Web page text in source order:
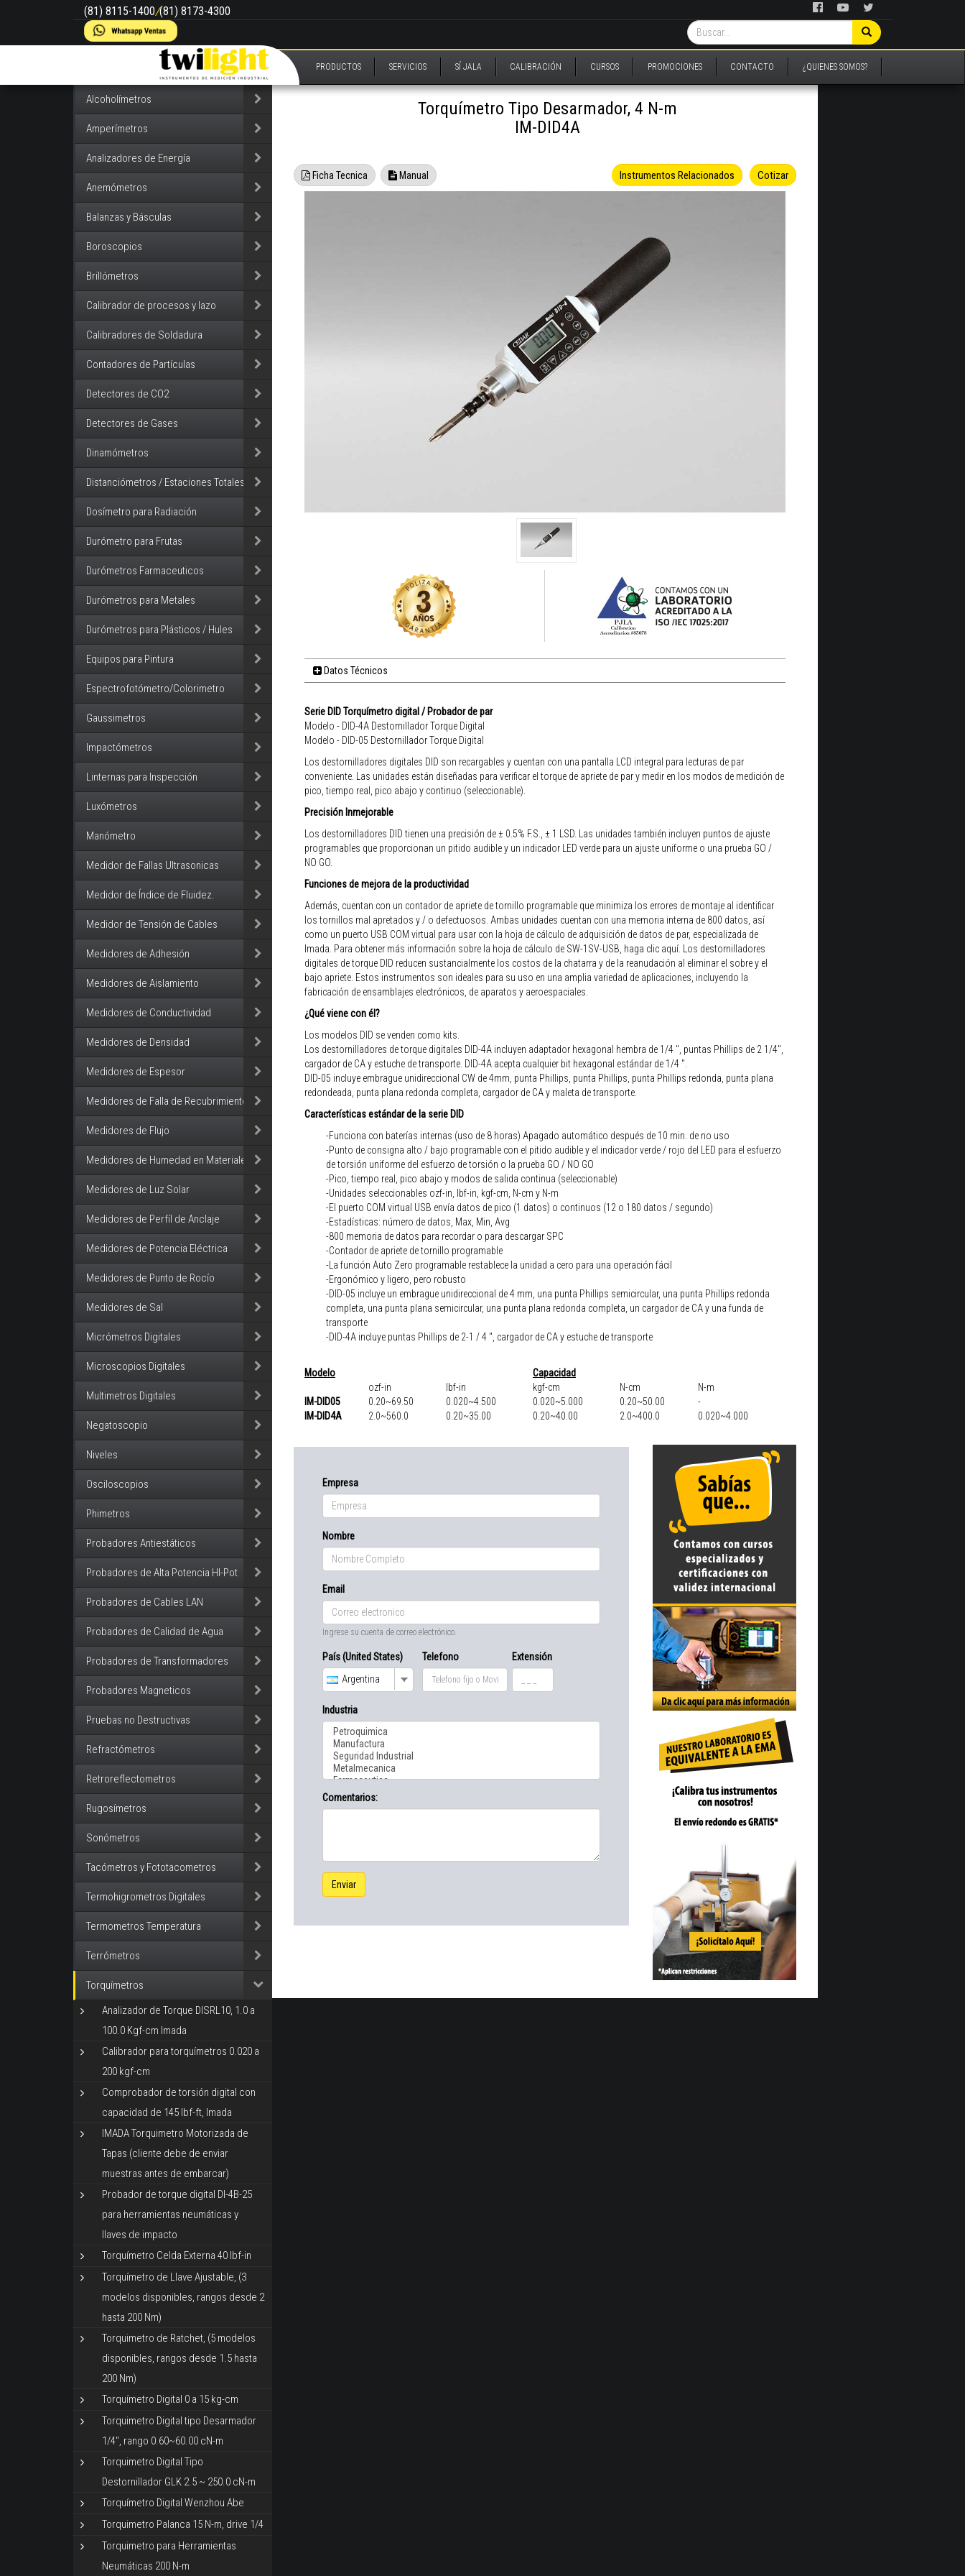
(81) 8115-1400/(81) 8173-4300
PRODUCTOS SERVICIOS SÍ JALA CALIBRACIÓN CURSOS PROMOCIONES CONTACTO ¿QUIENES SOMOS?
Alcoholímetros
Amperímetros
Analizadores de Energía
Anemómetros
Balanzas y Básculas
Boroscopios
Brillómetros
Calibrador de procesos y lazo
Calibradores de Soldadura
Contadores de Partículas
Detectores de CO2
Detectores de Gases
Dinamómetros
Distanciómetros / Estaciones Totales
Dosímetro para Radiación
Durómetro para Frutas
Durómetros Farmaceuticos
Durómetros para Metales
Durómetros para Plásticos / Hules
Equipos para Pintura
Espectrofotómetro/Colorimetro
Gaussimetros
Impactómetros
Linternas para Inspección
Luxómetros
Manómetro
Medidor de Fallas Ultrasonicas
Medidor de Índice de Fluidez.
Medidor de Tensión de Cables
Medidores de Adhesión
Medidores de Aislamiento
Medidores de Conductividad
Medidores de Densidad
Medidores de Espesor
Medidores de Falla de Recubrimiento
Medidores de Flujo
Medidores de Humedad en Materiales
Medidores de Luz Solar
Medidores de Perfíl de Anclaje
Medidores de Potencia Eléctrica
Medidores de Punto de Rocío
Medidores de Sal
Micrómetros Digitales
Microscopios Digitales
Multimetros Digitales
Negatoscopio
Niveles
Osciloscopios
Phimetros
Probadores Antiestáticos
Probadores de Alta Potencia HI-Pot
Probadores de Cables LAN
Probadores de Calidad de Agua
Probadores de Transformadores
Probadores Magneticos
Pruebas no Destructivas
Refractómetros
Retroreflectometros
Rugosímetros
Sonómetros
Tacómetros y Fototacometros
Termohigrometros Digitales
Termometros Temperatura
Terrómetros
Torquímetros
Analizador de Torque DISRL10, 1.0 a
100.0 Kgf-cm Imada
Calibrador para torquímetros 0.020 a
200 kgf-cm
Comprobador de torsión digital con
capacidad de 145 lbf-ft, Imada
IMADA Torquimetro Motorizada de
Tapas (cliente debe de enviar
muestras antes de embarcar)
Probador de torque digital DI-4B-25
para herramientas neumáticas y
llaves de impacto
Torquímetro Celda Externa 40 lbf-in
Torquímetro de Llave Ajustable, (3
modelos disponibles, rangos desde 2
hasta 200 Nm)
Torquimetro de Ratchet, (5 modelos
disponibles, rangos desde 1.5 hasta
200 Nm)
Torquímetro Digital 0 a 15 kg-cm
Torquimetro Digital tipo Desarmador
1/4", rango 0.60~60.00 cN-m
Torquimetro Digital Tipo
Destornillador GLK 2.5 ~ 250.0 cN-m
Torquímetro Digital Wenzhou Abe
Torquimetro Palanca 15 N-m, drive 1/4
Torquimetro para Herramientas
Neumáticas 200 N-m
Torquímetro Tipo Desarmador, 4 N-m
IM-DID4A
Cotizar
Instrumentos Relacionados
Ficha Tecnica Manual
Datos Técnicos
Serie DID Torquímetro digital / Probador de par
Modelo - DID-4A Destornillador Torque Digital
Modelo - DID-05 Destornillador Torque Digital
Los destornilladores digitales DID son recargables y cuentan con una pantalla LCD integral para lecturas de par
conveniente. Las unidades están diseñadas para verificar el torque de apriete de par y medir en los modos de medición de
pico, tiempo real, pico abajo y continuo (seleccionable).
Precisión Inmejorable
Los destornilladores DID tienen una precisión de ± 0.5% F.S., ± 1 LSD. Las unidades también incluyen puntos de ajuste
programables que proporcionan un pitido audible y un indicador LED verde para un ajuste uniforme o una prueba GO /
NO GO.
Funciones de mejora de la productividad
Además, cuentan con un contador de apriete de tornillo programable que minimiza los errores de montaje al identificar
los tornillos mal apretados y / o defectuosos. Ambas unidades cuentan con una memoria interna de 800 datos, así
como un puerto USB COM virtual para usar con la hoja de cálculo de adquisición de datos de par, especializada de
Imada. Para obtener más información sobre la hoja de cálculo de SW-1SV-USB, haga clic aquí. Los destornilladores
digitales de torque DID reducen sustancialmente los costos de la chatarra y de la reanudación al eliminar el sobre y el
bajo apriete. Estos instrumentos son ideales para su uso en una amplia variedad de aplicaciones, incluyendo la
fabricación de ensamblajes electrónicos, de aparatos y aeroespaciales.
¿Qué viene con él?
Los modelos DID se venden como kits.
Los destornilladores de torque digitales DID-4A incluyen adaptador hexagonal hembra de 1/4 ", puntas Phillips de 2 1/4",
cargador de CA y estuche de transporte. DID-4A acepta cualquier bit hexagonal estándar de 1/4 ".
DID-05 incluye embrague unidireccional CW de 4mm, punta Phillips, punta Phillips, punta Phillips redonda, punta plana
redondeada, punta plana redonda completa, cargador de CA y maleta de transporte.
Características estándar de la serie DID
-Funciona con baterías internas (uso de 8 horas) Apagado automático después de 10 min. de no uso
-Punto de consigna alto / bajo programable con el pitido audible y el indicador verde / rojo del LED para el esfuerzo
de torsión uniforme del esfuerzo de torsión o la prueba GO / NO GO
-Pico, tiempo real, pico abajo y modos de salida continua (seleccionable)
-Unidades seleccionables ozf-in, lbf-in, kgf-cm, N-cm y N-m
-El puerto COM virtual USB envía datos de pico (1 datos) o continuos (12 o 180 datos / segundo)
-Estadísticas: número de datos, Max, Min, Avg
-800 memoria de datos para recordar o para descargar SPC
-Contador de apriete de tornillo programable
-La función Auto Zero programable restablece la unidad a cero para una operación fácil
-Ergonómico y ligero, pero robusto
-DID-05 incluye un embrague unidireccional de 4 mm, una punta Phillips semicircular, una punta Phillips redonda
completa, una punta plana semicircular, una punta plana redonda completa, un cargador de CA y una funda de
transporte
-DID-4A incluye puntas Phillips de 2-1 / 4 ", cargador de CA y estuche de transporte
Modelo
Capacidad
ozf-in
lbf-in kgf-cm N-cm
N-m
IM-DID05
0.20~69.50 0.020~4.500 0.020~5.000 0.20~50.00
-
IM-DID4A
2.0~560.0 0.20~35.00 0.20~40.00 2.0~400.0 0.020~4.000
Empresa
Nombre
Email
Ingrese su cuenta de correo electrónico.
País (United States)
Argentina
Telefono Extensión
Industria
Comentarios:
Enviar